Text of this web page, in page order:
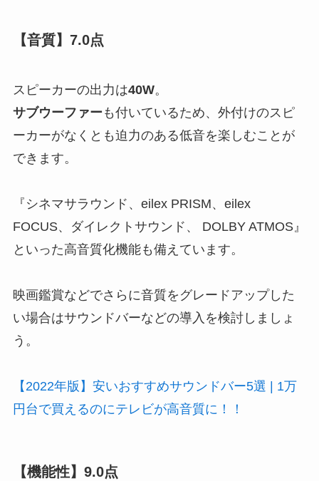
【音質】7.0点
スピーカーの出力は40W。
サブウーファー も付いているため、外付けのスピ
ーカーがなくとも迫力のある低音を楽しむことが
できます。
『シネマサラウンド、eilex PRISM、eilex
FOCUS、ダイレクトサウンド、 DOLBY ATMOS』
といった高音質化機能も備えています。
映画鑑賞などでさらに音質をグレードアップした
い場合はサウンドバーなどの導入を検討しましょ
う。
【2022年版】安いおすすめサウンドバー5選 | 1万
円台で買えるのにテレビが高音質に！！
【機能性】9.0点